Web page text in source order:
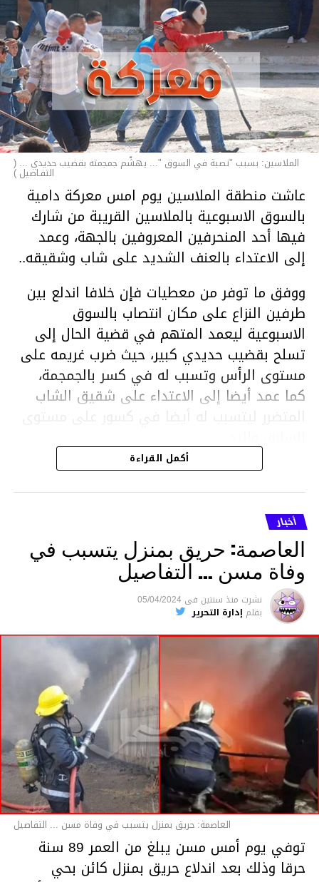
الملاسين: بسبب "نصبة في السوق "... يهشّم جمجمته بقضيب حديدي ... (
التفـاصيل )
عاشت منطقة الملاسين يوم امس معركة دامية
بالسوق الاسبوعية بالملاسين القريبة من شارك
فيها أحد المنحرفين المعروفين بالجهة، وعمد
إلى الاعتداء بالعنف الشديد على شاب وشقيقه..
ووفق ما توفر من معطيات فإن خلافا اندلع بين
طرفين النزاع على مكان انتصاب بالسوق
الاسبوعية ليعمد المتهم في قضية الحال إلى
تسلح بقضيب حديدي كبير، حيث ضرب غريمه على
مستوى الرأس وتسبب له في كسر بالجمجمة،
كما عمد أيضا إلى الاعتداء على شقيق الشاب
المتضرر ليتسبب له أيضا في كسور على مستوى
هذا وقد تمكن أعوان مركز الأمن الوطني بحي
هلال في توقيت قياسي من محاصرة المشتبه به
والقبض عليه وإحالته على التحقيق في خصوص
ما نُسبه إليه.
متابعة
قسم الاخبار
أكمل القراءة
أخبار
العاصمة: حريق بمنزل يتسبب في
وفاة مسن … التفاصيل
نشرت منذ سنتين فى 05/04/2024
بقلم إدارة التحرير
العاصمة: حريق بمنزل يتسبب في وفاة مسن ... التفاصيل
توفي يوم أمس مسن يبلغ من العمر 89 سنة
حرقا وذلك بعد اندلاع حريق بمنزل كائن بحي